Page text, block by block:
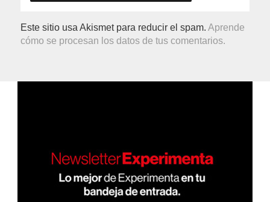
Este sitio usa Akismet para reducir el spam.Aprende
cómo se procesan los datos de tus comentarios.